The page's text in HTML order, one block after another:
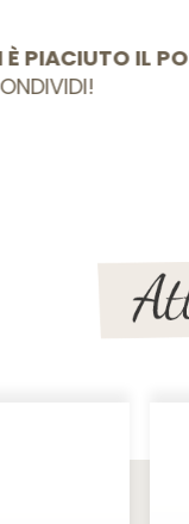
TI È PIACIUTO
CONDIVIDI!